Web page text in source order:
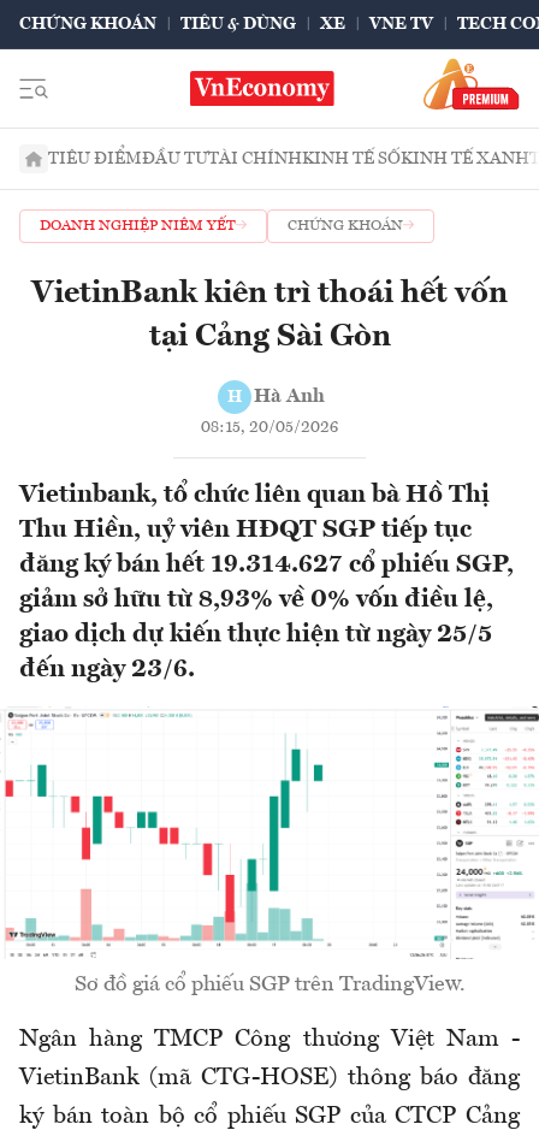
CHỨNG KHOÁN TIÊU & DÙNG XE VNE TV TECH
TIÊU ĐIỂMĐẦU TƯTÀI CHÍNHKINH TẾ SỐKINH TẾ XANH
DOANH NGHIỆP NIÊM YẾT CHỨNG KHOÁN
VietinBank kiên trì thoái hết vốn
tại Cảng Sài Gòn
H Hà Anh
08:15, 20/05/2026
Vietinbank, tổ chức liên quan bà Hồ Thị
Thu Hiền, uỷ viên HĐQT SGP tiếp tục
đăng ký bán hết 19.314.627 cổ phiếu SGP,
giảm sở hữu từ 8,93% về 0% vốn điều lệ,
giao dịch dự kiến thực hiện từ ngày 25/5
đến ngày 23/6.
Sơ đồ giá cổ phiếu SGP trên TradingView.
Ngân hàng TMCP Công thương Việt Nam -
VietinBank (mã CTG-HOSE) thông báo đăng
ký bán toàn bộ cổ phiếu SGP của CTCP Cảng